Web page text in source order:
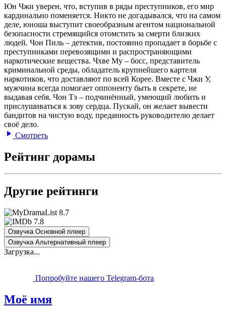
Юн Чжи уверен, что, вступив в ряды преступников, его мир
кардинально поменяется. Никто не догадывался, что на самом
деле, юноша выступит своеобразным агентом национальной
безопасности стремящийся отомстить за смерти близких
людей. Чон Пиль – детектив, постоянно пропадает в борьбе с
преступниками перевозящими и распространяющими
наркотические вещества. Чхве Му – босс, представитель
криминальной среды, обладатель крупнейшего картеля
наркотиков, что доставляют по всей Корее. Вместе с Чжи У,
мужчина всегда помогает оппоненту быть в секрете, не
выдавая себя. Чон Тэ – подчинённый, умеющий любить и
прислушиваться к зову сердца. Пускай, он желает вывести
бандитов на чистую воду, преданность руководителю делает
своё дело.
Смотреть
Рейтинг дорамы
Другие рейтинги
8.7
7.8
Озвучка Основной плеер
Озвучка Альтернативный плеер
Загрузка...
Попробуйте нашего Telegram-бота
Моё имя